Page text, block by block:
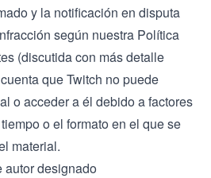
y la notificación en disputa
según nuestra Política
(discutida con más detalle
que Twitch no puede
o acceder a él debido a factores
o el formato en el que se
material.
autor designado